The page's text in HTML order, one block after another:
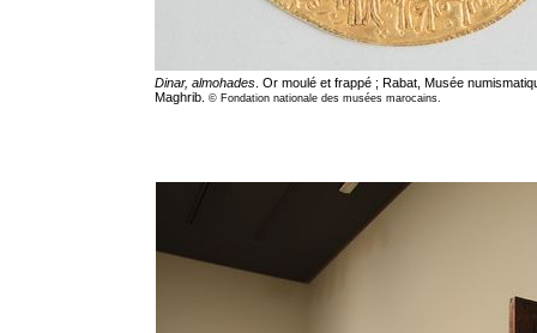
Dinar, almohades . Or moulé et frappé ; Rabat, Musée
Maghrib. © Fondation nationale des musées marocains.